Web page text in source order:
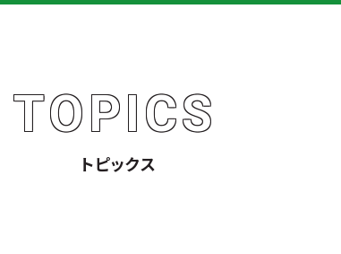
TOPICS
トピックス